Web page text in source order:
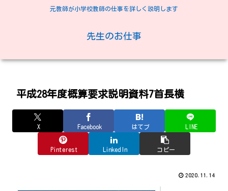
元教師が小学校教師の仕事を詳しく説明します
先生のお仕事
平成28年度概算要求説明資料7首長横
X Facebook はてブ LINE
Pinterest LinkedIn コピー
2020.11.14